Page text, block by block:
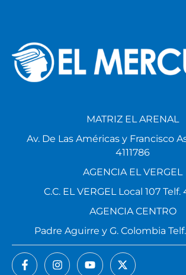
MATRIZ EL ARENAL
Av. De Las Américas y Francisco
4111786
AGENCIA EL VERGEL
C.C. EL VERGEL Local 107 Telf.
AGENCIA CENTRO
Padre Aguirre y G. Colombia